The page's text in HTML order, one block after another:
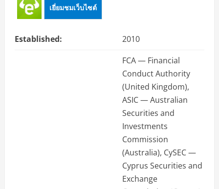
เยี่ยมชมเว็บไซต์
Established: 2010
FCA — Financial
Conduct Authority
(United Kingdom),
ASIC — Australian
Securities and
Investments
Commission
(Australia), CySEC —
Cyprus Securities and
Exchange